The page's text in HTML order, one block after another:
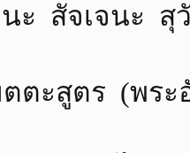
เจนะ สุวั
ตะสูตร (พระ